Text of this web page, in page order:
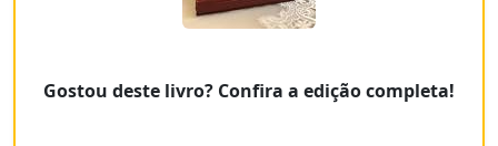
Gostou deste livro? Confira a edição completa!